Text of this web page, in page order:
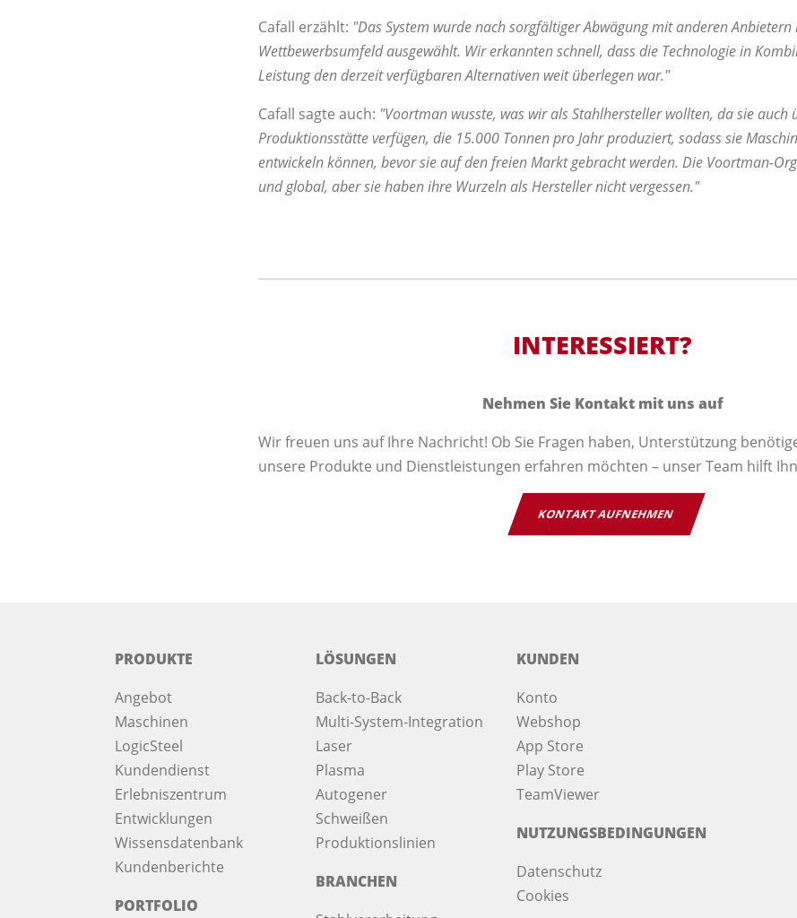
Cafall erzählt: "Das System wurde nach sorgfältiger Abwägung mit anderen
Wettbewerbsumfeld ausgewählt. Wir erkannten schnell, dass die Technologie in
Leistung den derzeit verfügbaren Alternativen weit überlegen war."
Cafall sagte auch: "Voortman wusste, was wir als Stahlhersteller wollten, da sie auch
Produktionsstätte verfügen, die 15.000 Tonnen pro Jahr produziert, sodass sie
entwickeln können, bevor sie auf den freien Markt gebracht werden. Die Voortman-
und global, aber sie haben ihre Wurzeln als Hersteller nicht vergessen."
INTERESSIERT?
Nehmen Sie Kontakt mit uns auf
Wir freuen uns auf Ihre Nachricht! Ob Sie Fragen haben, Unterstützung
unsere Produkte und Dienstleistungen erfahren möchten – unser Team hilft
KONTAKT AUFNEHMEN
PRODUKTE
Angebot
Maschinen
LogicSteel
Kundendienst
Erlebniszentrum
Entwicklungen
Wissensdatenbank
Kundenberichte
PORTFOLIO
LÖSUNGEN
Back-to-Back
Multi-System-Integration
Laser
Plasma
Autogener
Schweißen
Produktionslinien
BRANCHEN
KUNDEN
Konto
Webshop
App Store
Play Store
TeamViewer
NUTZUNGSBEDINGUNGEN
Datenschutz
Cookies